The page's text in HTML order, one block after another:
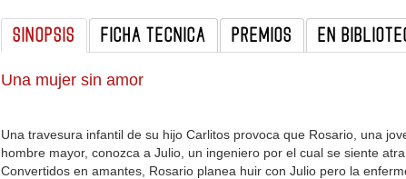
SINOPSIS FICHA TECNICA PREMIOS EN
Una mujer sin amor
Una travesura infantil de su hijo Carlitos provoca que Rosario, una
hombre mayor, conozca a Julio, un ingeniero por el cual se siente
Convertidos en amantes, Rosario planea huir con Julio pero la